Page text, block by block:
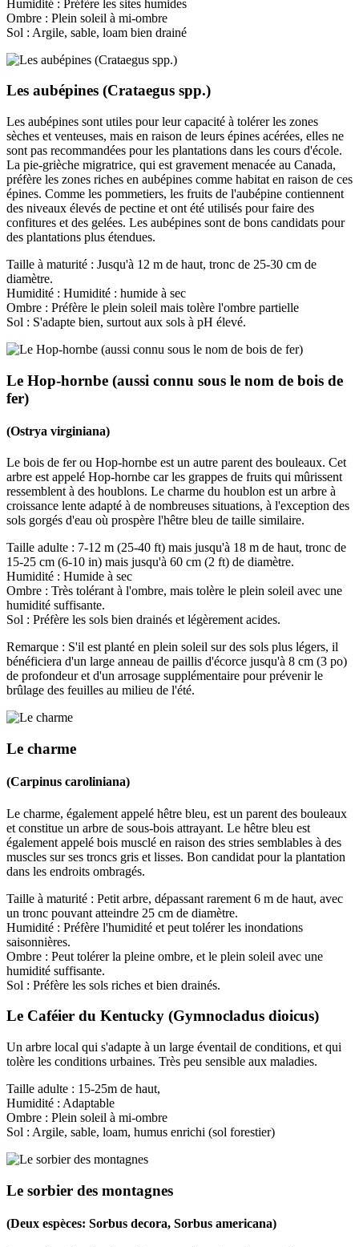
Humidité : Préfère les sites humides
Ombre : Plein soleil à mi-ombre
Sol : Argile, sable, loam bien drainé
Les aubépines (Crataegus spp.)
Les aubépines sont utiles pour leur capacité à tolérer les zones
sèches et venteuses, mais en raison de leurs épines acérées, elles ne
sont pas recommandées pour les plantations dans les cours d'école.
La pie-grièche migratrice, qui est gravement menacée au Canada,
préfère les zones riches en aubépines comme habitat en raison de ces
épines. Comme les pommetiers, les fruits de l'aubépine contiennent
des niveaux élevés de pectine et ont été utilisés pour faire des
confitures et des gelées. Les aubépines sont de bons candidats pour
des plantations plus étendues.
Taille à maturité : Jusqu'à 12 m de haut, tronc de 25-30 cm de
diamètre.
Humidité : Humidité : humide à sec
Ombre : Préfère le plein soleil mais tolère l'ombre partielle
Sol : S'adapte bien, surtout aux sols à pH élevé.
Le Hop-hornbe (aussi connu sous le nom de bois de
fer)
(Ostrya virginiana)
Le bois de fer ou Hop-hornbe est un autre parent des bouleaux. Cet
arbre est appelé Hop-hornbe car les grappes de fruits qui mûrissent
ressemblent à des houblons. Le charme du houblon est un arbre à
croissance lente adapté à de nombreuses situations, à l'exception des
sols gorgés d'eau où prospère l'hêtre bleu de taille similaire.
Taille adulte : 7-12 m (25-40 ft) mais jusqu'à 18 m de haut, tronc de
15-25 cm (6-10 in) mais jusqu'à 60 cm (2 ft) de diamètre.
Humidité : Humide à sec
Ombre : Très tolérant à l'ombre, mais tolère le plein soleil avec une
humidité suffisante.
Sol : Préfère les sols bien drainés et légèrement acides.
Remarque : S'il est planté en plein soleil sur des sols plus légers, il
bénéficiera d'un large anneau de paillis d'écorce jusqu'à 8 cm (3 po)
de profondeur et d'un arrosage supplémentaire pour prévenir le
brûlage des feuilles au milieu de l'été.
Le charme
(Carpinus caroliniana)
Le charme, également appelé hêtre bleu, est un parent des bouleaux
et constitue un arbre de sous-bois attrayant. Le hêtre bleu est
également appelé bois musclé en raison des stries semblables à des
muscles sur ses troncs gris et lisses. Bon candidat pour la plantation
dans les endroits ombragés.
Taille à maturité : Petit arbre, dépassant rarement 6 m de haut, avec
un tronc pouvant atteindre 25 cm de diamètre.
Humidité : Préfère l'humidité et peut tolérer les inondations
saisonnières.
Ombre : Peut tolérer la pleine ombre, et le plein soleil avec une
humidité suffisante.
Sol : Préfère les sols riches et bien drainés.
Le Caféier du Kentucky (Gymnocladus dioicus)
Un arbre local qui s'adapte à un large éventail de conditions, et qui
tolère les conditions urbaines. Très peu sensible aux maladies.
Taille adulte : 15-25m de haut,
Humidité : Adaptable
Ombre : Plein soleil à mi-ombre
Sol : Argile, sable, loam, humus enrichi (sol forestier)
Le sorbier des montagnes
(Deux espèces: Sorbus decora, Sorbus americana)